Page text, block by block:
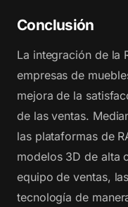
Conclusión
La integración de la
empresas de
mejora de la
de las ventas.
las plataformas de
modelos 3D de alta
equipo de ventas,
tecnología de